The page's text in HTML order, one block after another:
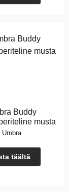
Buddy
musta
Umbra
täältä